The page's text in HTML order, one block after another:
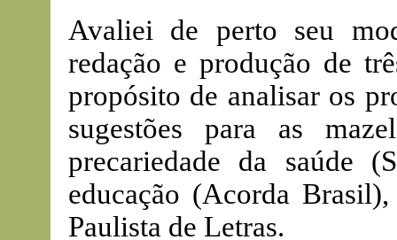
Avaliei de perto seu
redação e produção de
propósito de analisar os
sugestões para as
precariedade da saúde
educação (Acorda
Paulista de Letras.